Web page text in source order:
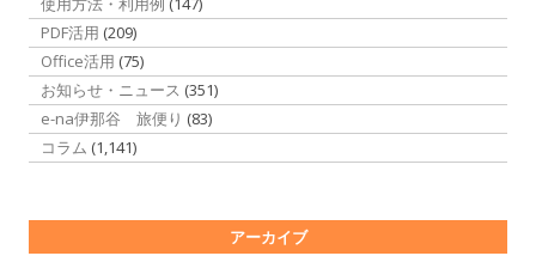
PDF活用 (209)
Office活用 (75)
お知らせ・ニュース (351)
e-na伊那谷 旅便り (83)
コラム (1,141)
アーカイブ